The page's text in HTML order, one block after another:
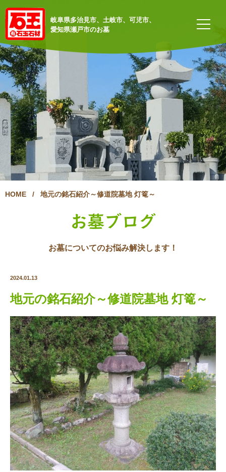
岐阜県多治見市、土岐市、可児市、
愛知県瀬戸市のお墓
HOME / 地元の銘石紹介～修道院墓地 灯篭～
お墓ブログ
お墓についてのお悩み解決します！
2024.01.13
地元の銘石紹介～修道院墓地 灯篭～